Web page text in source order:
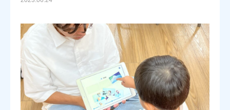
HOME
教室案内
クラス紹介
講師紹介